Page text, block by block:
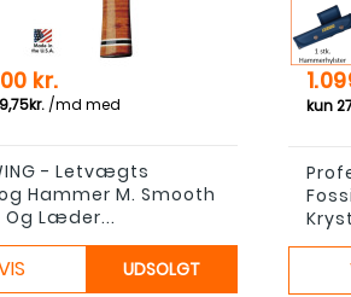
kr.
- Letvægts
Hammer M. Smooth
Og Læder...
UDSOLGT
Pris